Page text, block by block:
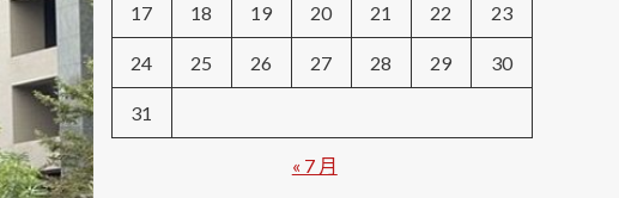
17 18 19 20 21 22 23
24 25 26 27 28 29 30
31
« 7 月